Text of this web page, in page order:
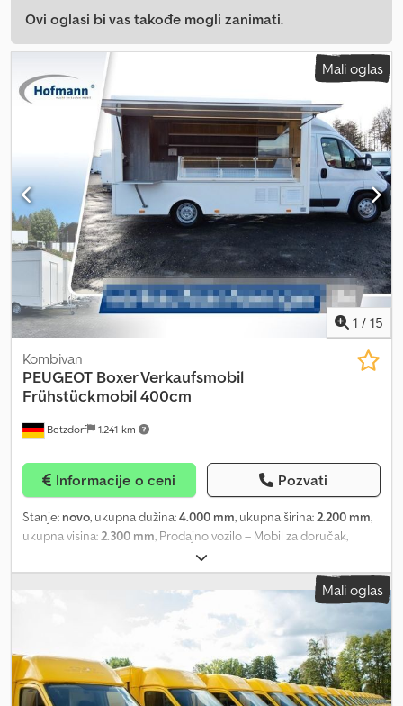
Ovi oglasi bi vas takođe mogli zanimati.
Mali oglas
1 / 15
Betzdorf 1.241 km
Kombivan
PEUGEOT Boxer Verkaufsmobil
Frühstückmobil 400cm
Informacije o ceni Pozvati
Stanje: novo, ukupna dužina:4.000 mm, ukupna širina:2.200 mm,
ukupna visina:2.300 mm, Prodajno vozilo – Mobil za doručak,
vozilo za sveže proizvode, samostalni vozač Prikazani objekat je
primer naših radova i već je isporučen kupcu. Kao proizvođači
specijalizovanih vozila, projektujemo, planiramo i izrađujemo vozila
prema VAŠIM zahtevima. Dimenzije, nadogradnje, unutrašnja
oprema, boje i tehnička rešenja mogu biti u potpunosti
prilagođena. Imate pitanja u vezi izvodljivosti? Pošaljite nam svoju
listu zahteva ili jednostavnu skicu i dobićete detaljnu ponudu sa
pojedinačnim cenama. Molimo koristite 0490 za upite. Tehnički
Mali oglas